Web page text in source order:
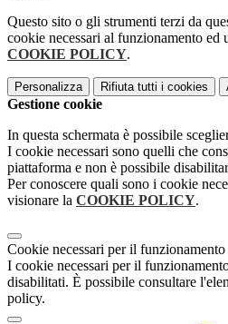
Questo sito o gli strumenti terzi da
cookie necessari al funzionamento
COOKIE POLICY.
Personalizza Rifiuta tutti i cookies
Gestione cookie
In questa schermata è possibile
I cookie necessari sono quelli che
piattaforma e non è possibile
Per conoscere quali sono i cookie
visionare la COOKIE POLICY.
Cookie necessari per il funzionamento
I cookie necessari per il
disabilitati. È possibile consultare
policy.